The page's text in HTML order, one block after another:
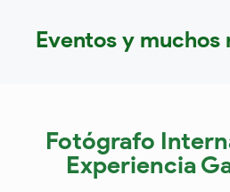
Eventos y muchos
Fotógrafo
Experiencia